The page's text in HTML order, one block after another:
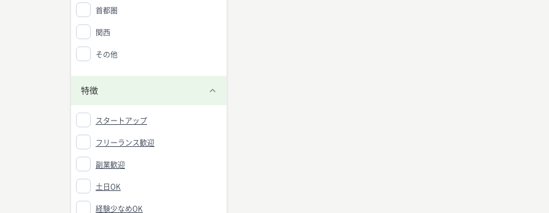
首都圏
関西
その他
特徴
スタートアップ
フリーランス歓迎
副業歓迎
土日OK
経験少なめOK